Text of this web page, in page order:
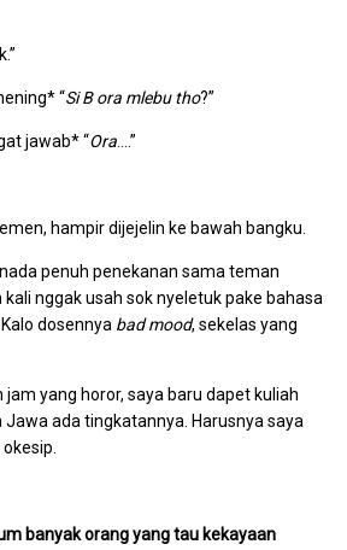
“Si B ora mlebu tho?”
jawab* “Ora ….”
hampir dijejelin ke bawah bangku.
penuh penekanan sama teman
kali nggak usah sok nyeletuk pake bahasa
dosennya bad mood, sekelas yang
yang horor, saya baru dapet kuliah
ada tingkatannya. Harusnya saya
okesip.
banyak orang yang tau kekayaan